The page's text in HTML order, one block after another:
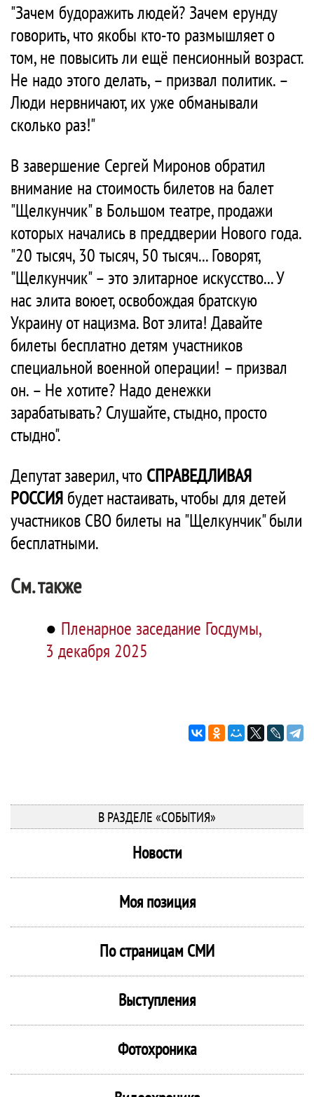
"Зачем будоражить людей? Зачем ерунду
говорить, что якобы кто-то размышляет о
том, не повысить ли ещё пенсионный возраст.
Не надо этого делать, – призвал политик. –
Люди нервничают, их уже обманывали
сколько раз!"
В завершение Сергей Миронов обратил
внимание на стоимость билетов на балет
"Щелкунчик" в Большом театре, продажи
которых начались в преддверии Нового года.
"20 тысяч, 30 тысяч, 50 тысяч... Говорят,
"Щелкунчик" – это элитарное искусство... У
нас элита воюет, освобождая братскую
Украину от нацизма. Вот элита! Давайте
билеты бесплатно детям участников
специальной военной операции! – призвал
он. – Не хотите? Надо денежки
зарабатывать? Слушайте, стыдно, просто
стыдно".
Депутат заверил, что СПРАВЕДЛИВАЯ
РОССИЯ будет настаивать, чтобы для детей
участников СВО билеты на "Щелкунчик" были
бесплатными.
См. также
● Пленарное заседание Госдумы,
3 декабря 2025
В РАЗДЕЛЕ «СОБЫТИЯ»
Новости
Моя позиция
По страницам СМИ
Выступления
Фотохроника